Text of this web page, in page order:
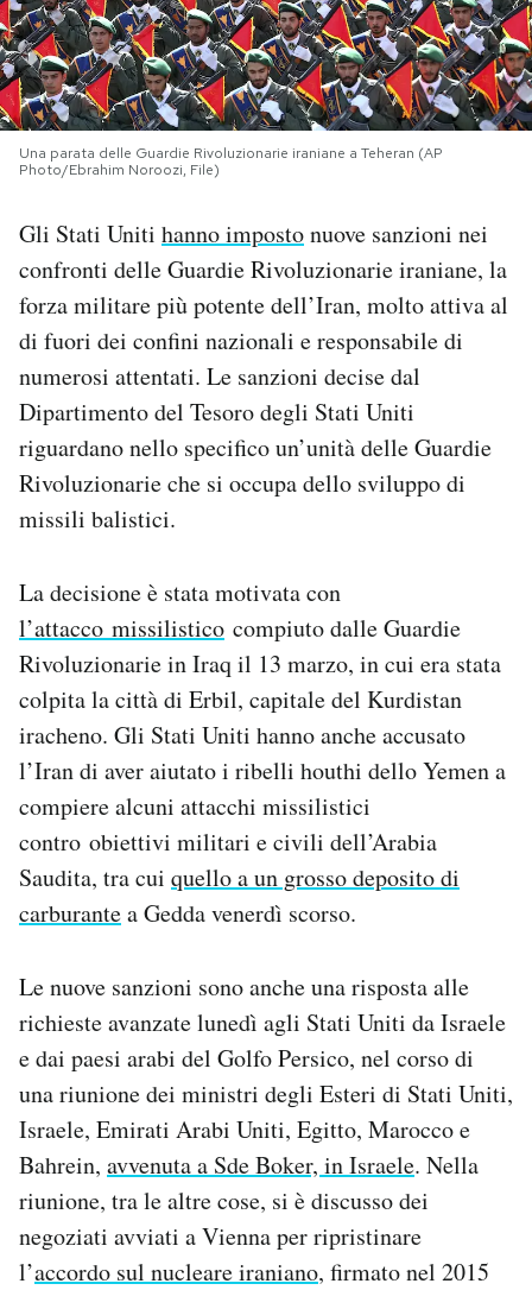
PODCAST
NEWSLETTER
I MIEI PREFERITI
SHOP
CALENDARIO
AREA PERSONALE
Area Personale
Newsletter
Notifiche mobile
Hai bisogno di aiuto?
Una parata delle Guardie Rivoluzionarie iraniane a Teheran (AP
Photo/Ebrahim Noroozi, File)
Gli Stati Uniti hanno impostonuove sanzioni nei
confronti delle Guardie Rivoluzionarie iraniane, la
forza militare più potente dell’Iran, molto attiva al
di fuori dei confini nazionali e responsabile di
numerosi attentati. Le sanzioni decise dal
Dipartimento del Tesoro degli Stati Uniti
riguardano nello specifico un’unità delle Guardie
Rivoluzionarie che si occupa dello sviluppo di
missili balistici.
La decisione è stata motivata con
l’attacco missilistico compiuto dalle Guardie
Rivoluzionarie in Iraq il 13 marzo, in cui era stata
colpita la città di Erbil, capitale del Kurdistan
iracheno. Gli Stati Uniti hanno anche accusato
l’Iran di aver aiutato i ribelli houthi dello Yemen a
compiere alcuni attacchi missilistici
contro obiettivi militari e civili dell’Arabia
Saudita, tra cui quello a un grosso deposito di
carburantea Gedda venerdì scorso.
Le nuove sanzioni sono anche una risposta alle
richieste avanzate lunedì agli Stati Uniti da Israele
e dai paesi arabi del Golfo Persico, nel corso di
una riunione dei ministri degli Esteri di Stati Uniti,
Israele, Emirati Arabi Uniti, Egitto, Marocco e
Bahrein, avvenuta a Sde Boker, in Israele. Nella
riunione, tra le altre cose, si è discusso dei
negoziati avviati a Vienna per ripristinare
l’accordo sul nucleare iraniano, firmato nel 2015